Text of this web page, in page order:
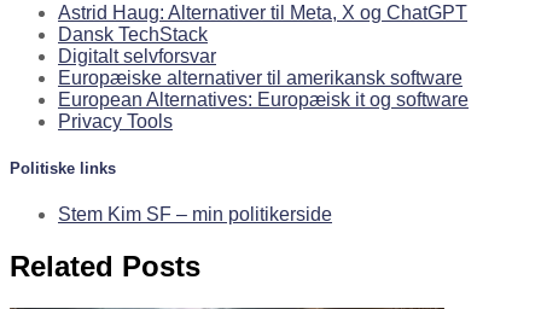
Astrid Haug: Alternativer til Meta, X og ChatGPT
Dansk TechStack
Digitalt selvforsvar
Europæiske alternativer til amerikansk software
European Alternatives: Europæisk it og software
Privacy Tools
Politiske links
Stem Kim SF – min politikerside
Related Posts